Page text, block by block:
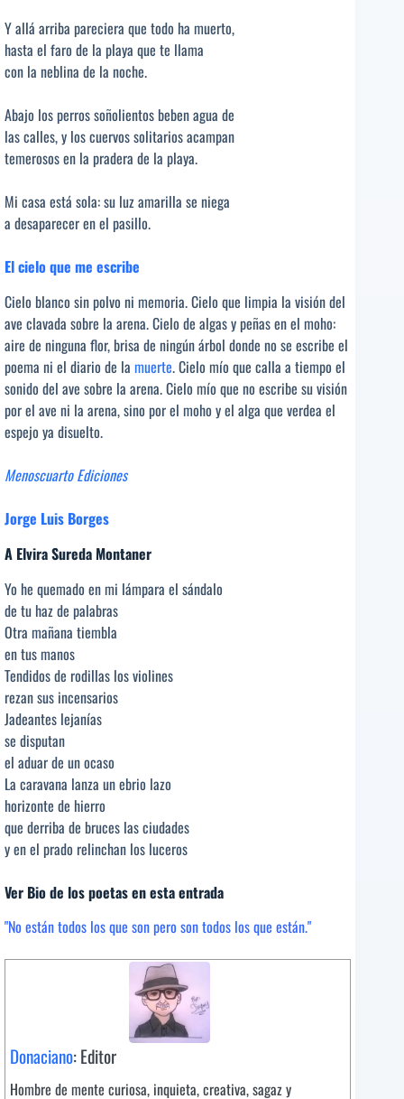
Y allá arriba pareciera que todo ha muerto,
hasta el faro de la playa que te llama
con la neblina de la noche.
Abajo los perros soñolientos beben agua de
las calles, y los cuervos solitarios acampan
temerosos en la pradera de la playa.
Mi casa está sola: su luz amarilla se niega
a desaparecer en el pasillo.
El cielo que me escribe
Cielo blanco sin polvo ni memoria. Cielo que limpia la visión del
ave clavada sobre la arena. Cielo de algas y peñas en el moho:
aire de ninguna flor, brisa de ningún árbol donde no se escribe el
poema ni el diario de la muerte. Cielo mío que calla a tiempo el
sonido del ave sobre la arena. Cielo mío que no escribe su visión
por el ave ni la arena, sino por el moho y el alga que verdea el
espejo ya disuelto.
Menoscuarto Ediciones
Jorge Luis Borges
A Elvira Sureda Montaner
Yo he quemado en mi lámpara el sándalo
de tu haz de palabras
Otra mañana tiembla
en tus manos
Tendidos de rodillas los violines
rezan sus incensarios
Jadeantes lejanías
se disputan
el aduar de un ocaso
La caravana lanza un ebrio lazo
horizonte de hierro
que derriba de bruces las ciudades
y en el prado relinchan los luceros
Ver Bio de los poetas en esta entrada
"No están todos los que son pero son todos los que están."
Donaciano: Editor
Hombre de mente curiosa, inquieta, creativa, sagaz y